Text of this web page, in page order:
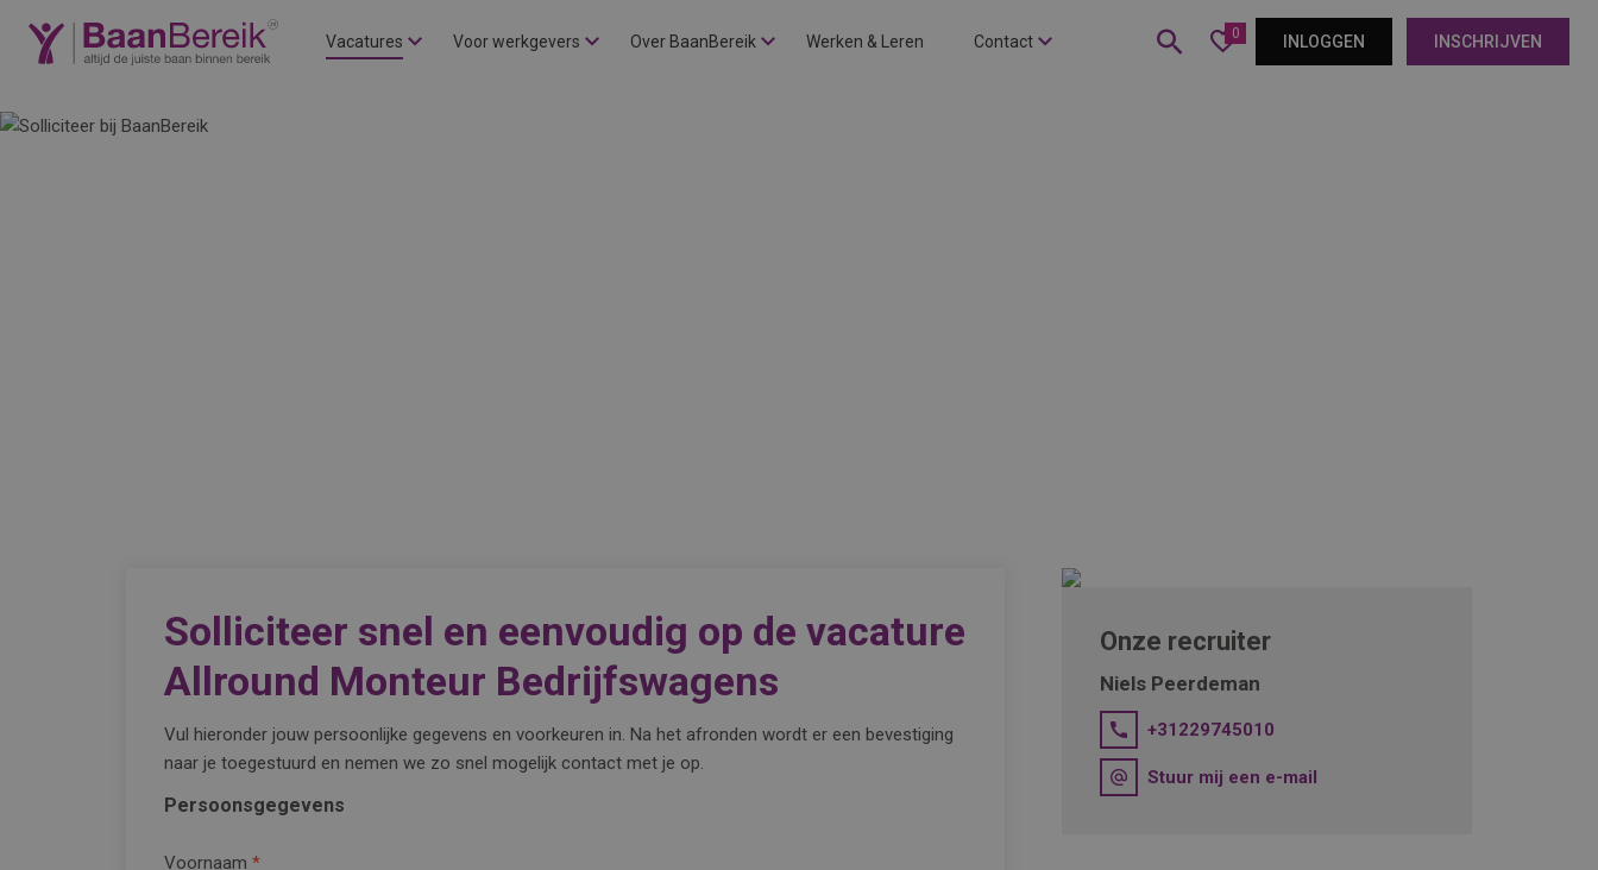
Vacatures Voor werkgevers Over BaanBereik Werken & Leren Contact 0 INLOGGEN INSCHRIJVEN
Solliciteer snel en eenvoudig op de vacature
Allround Monteur Bedrijfswagens
Vul hieronder jouw persoonlijke gegevens en voorkeuren in. Na het afronden wordt er een bevestiging
naar je toegestuurd en nemen we zo snel mogelijk contact met je op.
Persoonsgegevens
Voornaam
Onze recruiter
Niels Peerdeman
+31229745010
Stuur mij een e-mail